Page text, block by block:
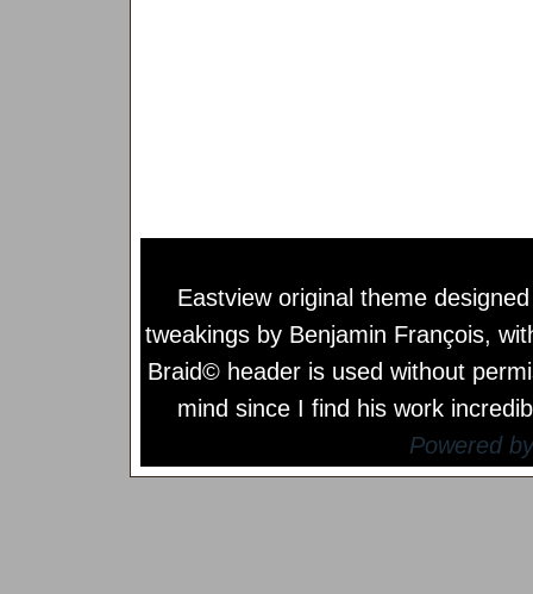
Eastview original theme
tweakings by Benjamin François,
Braid© header is used without
mind since I find his work
Powered